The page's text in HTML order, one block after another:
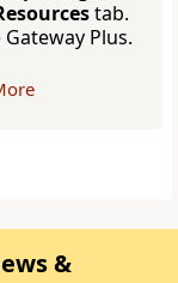
tab.
Plus.
&